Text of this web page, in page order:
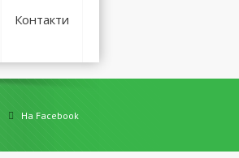
Контакти
На Facebook